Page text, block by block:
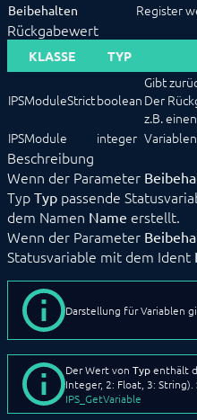
Lokalisierungen
Module
__construct
ApplyChanges
Create
DisableAction
EnableAction
ForceParent
ForwardData
GetBuffer
GetBufferList
GetCompatibleParents
GetConfigurationForm
GetIDForIdent
GetMessageList
GetReferenceList
GetStatus
GetTimerInterval
GetValue
GetVisualizationTile
Beibehalten Register
Rückgabewert
KLASSE TYP
IPSModuleStrictboolean
Gibt
Der
z.B.
IPSModule
integer
Beschreibung
Wenn der Parameter
Typ Typ passende
dem Namen Name erstellt.
Wenn der Parameter
Statusvariable mit dem Ident
Darstellung für Variablen
Der Wert von Typenthält
Integer, 2: Float, 3: String).
IPS_GetVariable